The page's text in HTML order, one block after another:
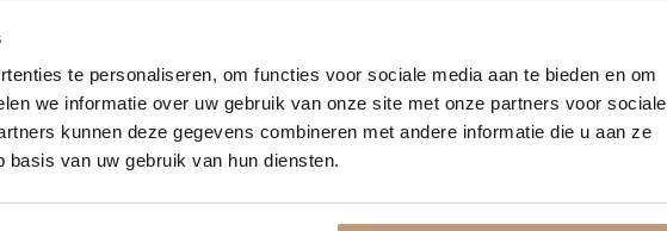
korting op jouw vloer
snel een offerte aan en bespaar direct.
Bekijk plak PVC vloeren
te personaliseren, om functies voor sociale media aan te bieden en om
we informatie over uw gebruik van onze site met onze partners voor sociale
kunnen deze gegevens combineren met andere informatie die u aan ze
van uw gebruik van hun diensten.
Jan uit Utrecht -
★★★★★
Vloer perfect gelegd, en de service
was top.